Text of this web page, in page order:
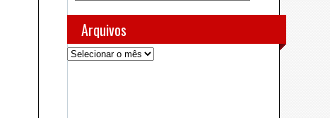
Arquivos
Arquivos